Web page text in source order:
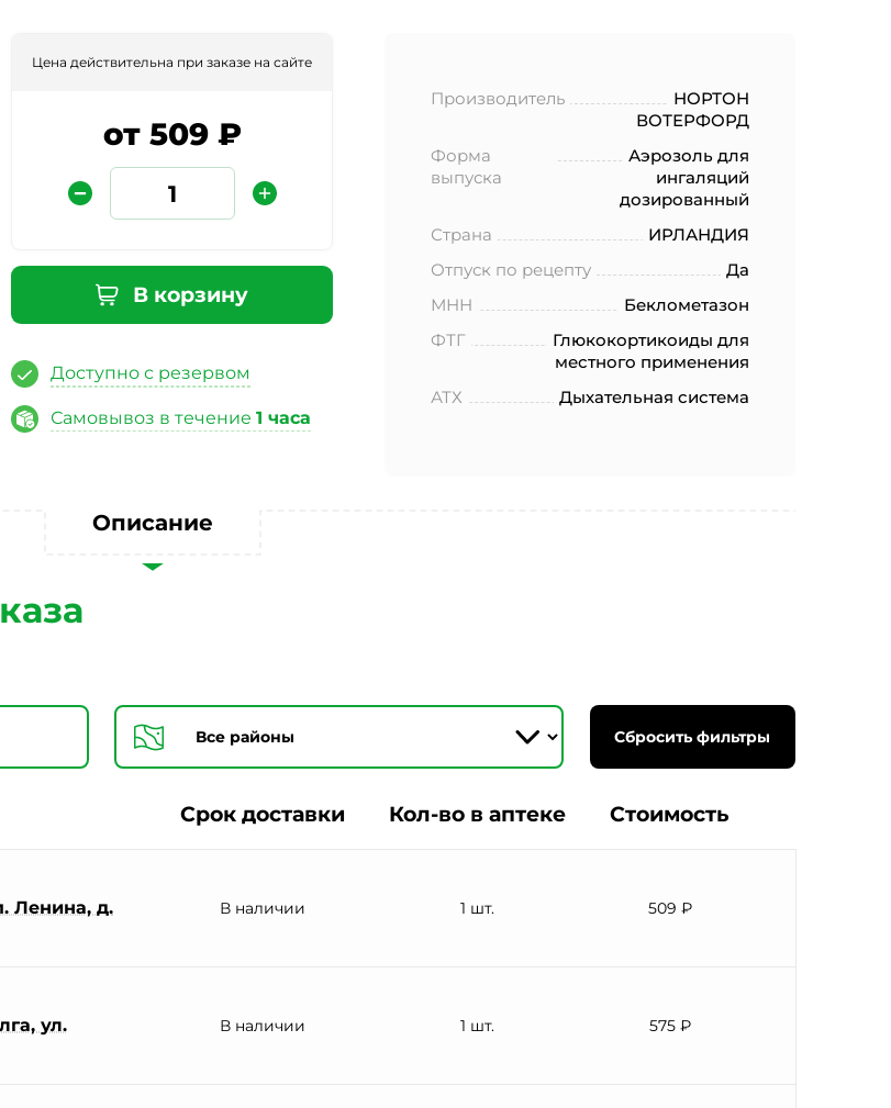
Цена действительна при заказе на сайте
от 509 ₽
В корзину
Доступно с резервом
Самовывоз в течение1 часа
Производитель
НОРТОН
ВОТЕРФОРД
Форма
выпуска
Аэрозоль для
ингаляций
дозированный
Страна
ИРЛАНДИЯ
Отпуск по рецепту
Да
МНН
Беклометазон
ФТГ
Глюкокортикоиды для
местного применения
АТХ
Дыхательная система
Описание
Сбросить фильтры
Срок доставки Кол-во в аптеке Стоимость
Ленина, д.
В наличии 1 шт. 509 ₽
ул.
В наличии 1 шт. 575 ₽
автоматических сообщений
слово на картинке*
отзыв», я даю свое согласие на обработку моих